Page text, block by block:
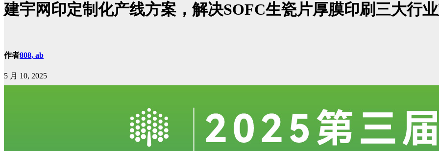
建宇网印定制化产线方案，解决SOFC生瓷片厚膜印刷三大行
作者808, ab
5 月 10, 2025